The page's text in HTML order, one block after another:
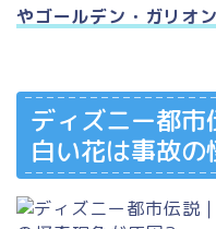
やゴールデン・ガリオ
ディズニー都
白い花は事故の